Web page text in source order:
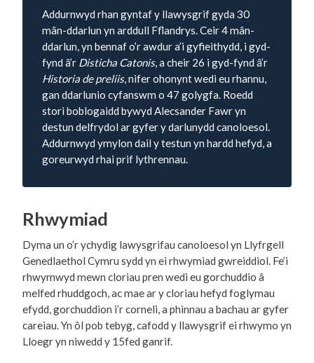
Addurnwyd rhan gyntaf y llawysgrif gyda 30
mân-ddarlun yn arddull Fflandrys. Ceir 4 mân-
ddarlun, yn bennaf o’r awdur a’i gyfieithydd, i gyd-
fynd â’r Disticha Catonis, a cheir 26 i gyd-fynd â’r
Historia de preliis, nifer ohonynt wedi eu rhannu,
gan ddarlunio cyfanswm o 47 golygfa. Roedd
stori boblogaidd bywyd Alecsander Fawr yn
destun delfrydol ar gyfer y darlunydd canoloesol.
Addurnwyd ymylon dail y testun yn hardd hefyd, a
goreurwyd rhai prif lythrennau.
Rhwymiad
Dyma un o’r ychydig lawysgrifau canoloesol yn Llyfrgell
Genedlaethol Cymru sydd yn ei rhwymiad gwreiddiol. Fe’i
rhwymwyd mewn cloriau pren wedi eu gorchuddio â
melfed rhuddgoch, ac mae ar y cloriau hefyd foglymau
efydd, gorchuddion i’r corneli, a phinnau a bachau ar gyfer
careiau. Yn ôl pob tebyg, cafodd y llawysgrif ei rhwymo yn
Lloegr yn niwedd y 15fed ganrif.